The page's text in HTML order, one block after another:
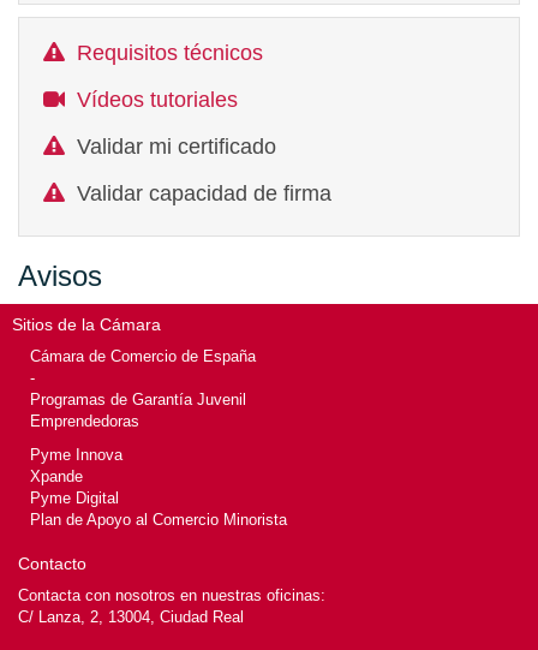
Requisitos técnicos
Vídeos tutoriales
Validar mi certificado
Validar capacidad de firma
Avisos
Sitios de la Cámara
Cámara de Comercio de España
-
Programas de Garantía Juvenil
Emprendedoras
Pyme Innova
Xpande
Pyme Digital
Plan de Apoyo al Comercio Minorista
Contacto
Contacta con nosotros en nuestras oficinas:
C/ Lanza, 2, 13004, Ciudad Real